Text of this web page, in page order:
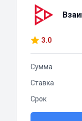
3.0
Сумма
Ставка
Срок